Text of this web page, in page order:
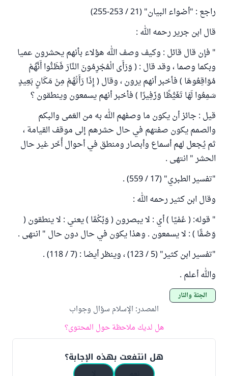
راجع : "أضواء البيان" (21 / 253-255)
قال ابن جرير رحمه الله :
" فإن قال قائل : وكيف وصف الله هؤلاء بأنهم يحشرون عميا
وبكما وصما ، وقد قال : ( وَرَأَى الْمُجْرِمُونَ النَّارَ فَظَنُّوا أَنَّهُمْ
مُوَاقِعُوهَا ) فأخبر أنهم يرون ، وقال ( إِذَا رَأَتْهُمْ مِنْ مَكَانٍ بَعِيدٍ
سَمِعُوا لَهَا تَغَيُّظًا وَزَفِيرًا ) فأخبر أنهم يسمعون وينطقون ؟
قيل : جائز أن يكون ما وصفهم الله به من العَمى والبكم
والصمم يكون صفتهم في حال حشرهم إلى موقف القيامة ،
ثم يُجعل لهم أسماع وأبصار ومنطق في أحوال أُخَر غير حال
الحشر " انتهى .
"تفسير الطبري" (17 / 559) .
وقال ابن كثير رحمه الله :
" قوله: ( عُمْيًا ) أي : لا يبصرون ( وَبُكْمًا ) يعني : لا ينطقون (
وَصُمًّا ) : لا يسمعون . وهذا يكون في حال دون حال " انتهى .
"تفسير ابن كثير" (5 / 123) ، وينظر أيضا : (7 / 118) .
والله أعلم .
الجنة والنار
المصدر: الإسلام سؤال وجواب
هل لديك ملاحظة حول المحتوى؟
هل انتفعت بهذه الإجابة؟